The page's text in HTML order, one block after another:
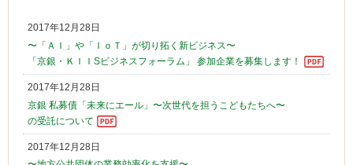
2017年12月28日
〜「ＡＩ」や「ＩｏＴ」が切り拓く新ビジネス〜
「京銀・ＫＩＩSビジネスフォーラム」 参加企業を募集します！
2017年12月28日
京銀 私募債「未来にエール」〜次世代を担うこどもたちへ〜
の受託について
2017年12月28日